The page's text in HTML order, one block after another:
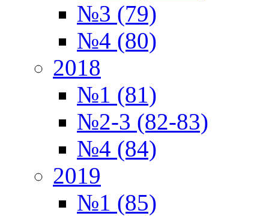
№3 (79)
№4 (80)
2018
№1 (81)
№2-3 (82-83)
№4 (84)
2019
№1 (85)